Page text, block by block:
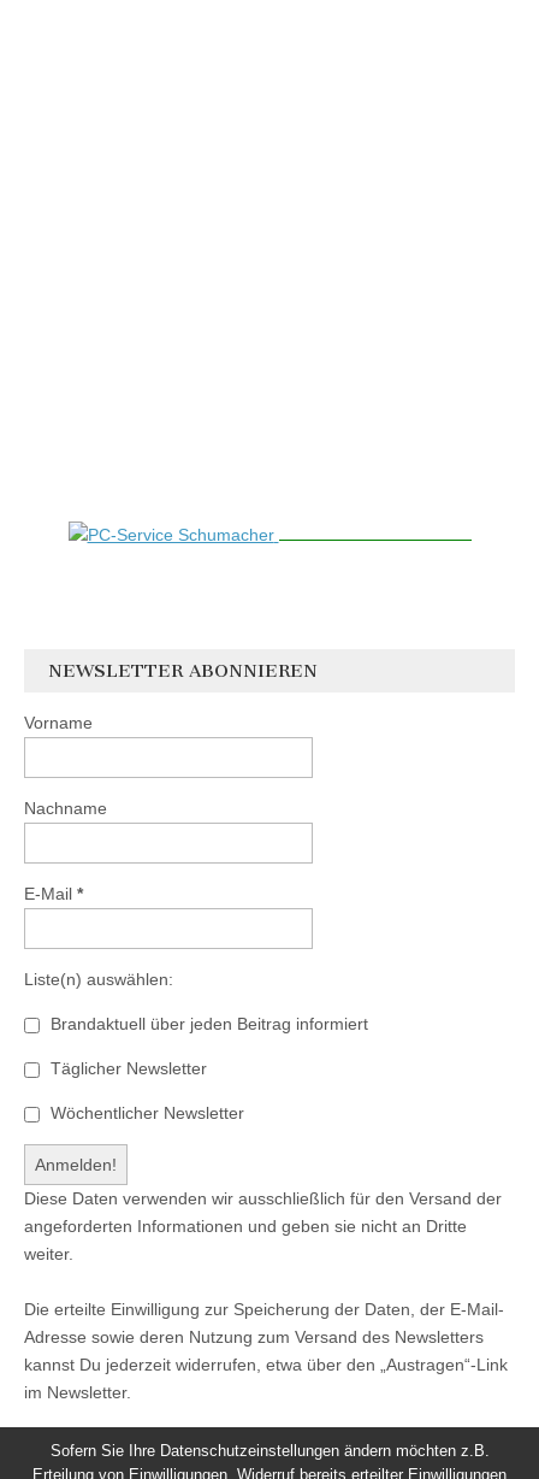
NEWSLETTER ABONNIEREN
Vorname
Nachname
E-Mail *
Liste(n) auswählen:
Brandaktuell über jeden Beitrag informiert
Täglicher Newsletter
Wöchentlicher Newsletter
Diese Daten verwenden wir ausschließlich für den Versand der
angeforderten Informationen und geben sie nicht an Dritte
weiter.
Die erteilte Einwilligung zur Speicherung der Daten, der E-Mail-
Adresse sowie deren Nutzung zum Versand des Newsletters
kannst Du jederzeit widerrufen, etwa über den „Austragen“-Link
im Newsletter.
Sofern Sie Ihre Datenschutzeinstellungen ändern möchten z.B.
Erteilung von Einwilligungen, Widerruf bereits erteilter Einwilligungen